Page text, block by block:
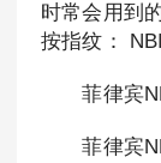
时常会用到
按指纹：
菲律宾
菲律宾NBI